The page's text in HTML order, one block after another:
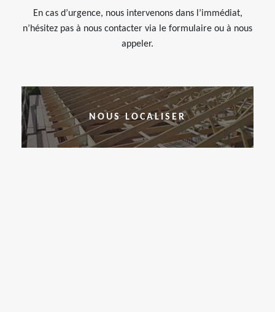
En cas d’urgence, nous intervenons dans l’immédiat,
n’hésitez pas à nous contacter via le formulaire ou à nous
appeler.
NOUS LOCALISER